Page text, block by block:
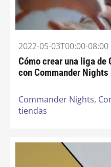
2022-05-03T00:00-08:00
Cómo crear una liga de
con Commander Nights
Commander Nights,
tiendas